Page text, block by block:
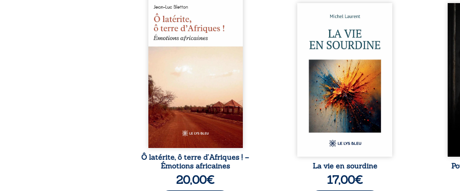
Ô latérite, ô terre d’Afriques !
est un hommage poétique et
authentique aux paysages, aux
rencontres et aux émotions
brutes d’un continent en
reconstruction, entre
souvenirs intimes – la pluie à
Namoungou, le baobab de
Zagtouli – aux portraits
marquants – Thomas Sankara,
Hamadoun Dicko, le Vieux
Biokou – l’auteur partage des
instantanés ...
Ô latérite, ô terre d’Afriques ! –
Émotions africaines
20,00€
Nina et Pierre se sont
presque par hasard, et se sont
aimés simplement, persuadés
que la présence de l’autre
suffirait. Ils mènent une
existence modeste, rythmée
par le travail, la fatigue et les
silences. La mort de la mère de
Nina, chez qui ils vivent,
fragilise un équilibre déjà
précaire. Puis vient la
naissance de leur enfant, et le
basculement. ...
La vie en sourdine
17,00€
la
ont
la